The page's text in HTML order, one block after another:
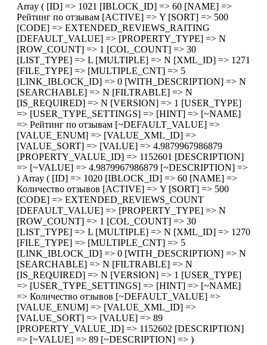
Array ( [ID] => 1021 [IBLOCK_ID] => 60 [NAME] =>
Рейтинг по отзывам [ACTIVE] => Y [SORT] => 500
[CODE] => EXTENDED_REVIEWS_RAITING
[DEFAULT_VALUE] => [PROPERTY_TYPE] => N
[ROW_COUNT] => 1 [COL_COUNT] => 30
[LIST_TYPE] => L [MULTIPLE] => N [XML_ID] => 1271
[FILE_TYPE] => [MULTIPLE_CNT] => 5
[LINK_IBLOCK_ID] => 0 [WITH_DESCRIPTION] => N
[SEARCHABLE] => N [FILTRABLE] => N
[IS_REQUIRED] => N [VERSION] => 1 [USER_TYPE]
=> [USER_TYPE_SETTINGS] => [HINT] => [~NAME]
=> Рейтинг по отзывам [~DEFAULT_VALUE] =>
[VALUE_ENUM] => [VALUE_XML_ID] =>
[VALUE_SORT] => [VALUE] => 4.9879967986879
[PROPERTY_VALUE_ID] => 1152601 [DESCRIPTION]
=> [~VALUE] => 4.9879967986879 [~DESCRIPTION] =>
) Array ( [ID] => 1020 [IBLOCK_ID] => 60 [NAME] =>
Количество отзывов [ACTIVE] => Y [SORT] => 500
[CODE] => EXTENDED_REVIEWS_COUNT
[DEFAULT_VALUE] => [PROPERTY_TYPE] => N
[ROW_COUNT] => 1 [COL_COUNT] => 30
[LIST_TYPE] => L [MULTIPLE] => N [XML_ID] => 1270
[FILE_TYPE] => [MULTIPLE_CNT] => 5
[LINK_IBLOCK_ID] => 0 [WITH_DESCRIPTION] => N
[SEARCHABLE] => N [FILTRABLE] => N
[IS_REQUIRED] => N [VERSION] => 1 [USER_TYPE]
=> [USER_TYPE_SETTINGS] => [HINT] => [~NAME]
=> Количество отзывов [~DEFAULT_VALUE] =>
[VALUE_ENUM] => [VALUE_XML_ID] =>
[VALUE_SORT] => [VALUE] => 89
[PROPERTY_VALUE_ID] => 1152602 [DESCRIPTION]
=> [~VALUE] => 89 [~DESCRIPTION] => )